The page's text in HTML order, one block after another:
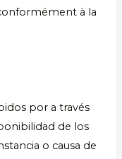
à la
por a través
de los
o causa de